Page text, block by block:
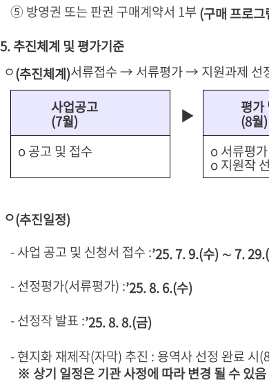
⑤ 방영권 또는 판권 구매계약서 1부(구매 프로
5. 추진체계 및 평가기준
ㅇ(추진체계)서류접수 → 서류평가 → 지원과제 선
사업공고
(7월)
o 공고 및 접수
▶ 평가
(8월)
o 서류평가
o 지원작
ㅇ(추진일정)
- 사업 공고 및 신청서 접수 :’25. 7. 9.(수) ∼ 7.
- 선정평가(서류평가) :’25. 8. 6.(수)
- 선정작 발표 :’25. 8. 8.(금)
- 현지화 재제작(자막) 추진 : 용역사 선정 완료 시
※ 상기 일정은 기관 사정에 따라 변경 될 수 있음